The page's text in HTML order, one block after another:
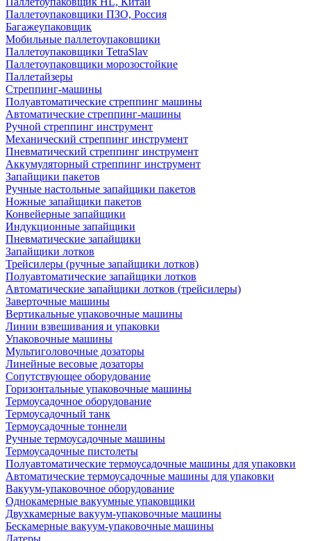
Паллетоупаковщики ПЗО, Россия
Багажеупаковщик
Мобильные паллетоупаковщики
Паллетоупаковщики TetraSlav
Паллетоупаковщики морозостойкие
Паллетайзеры
Стреппинг-машины
Полуавтоматические стреппинг машины
Автоматические стреппинг-машины
Ручной стреппинг инструмент
Механический стреппинг инструмент
Пневматический стреппинг инструмент
Аккумуляторный стреппинг инструмент
Запайщики пакетов
Ручные настольные запайщики пакетов
Ножные запайщики пакетов
Конвейерные запайщики
Индукционные запайщики
Пневматические запайщики
Запайщики лотков
Трейсилеры (ручные запайщики лотков)
Полуавтоматические запайщики лотков
Автоматические запайщики лотков (трейсилеры)
Заверточные машины
Вертикальные упаковочные машины
Линии взвешивания и упаковки
Упаковочные машины
Мультиголовочные дозаторы
Линейные весовые дозаторы
Сопутствующее оборудование
Горизонтальные упаковочные машины
Термоусадочное оборудование
Термоусадочный танк
Термоусадочные тоннели
Ручные термоусадочные машины
Термоусадочные пистолеты
Полуавтоматические термоусадочные машины для упаковки
Автоматические термоусадочные машины для упаковки
Вакуум-упаковочное оборудование
Однокамерные вакуумные упаковщики
Двухкамерные вакуум-упаковочные машины
Бескамерные вакуум-упаковочные машины
Датеры